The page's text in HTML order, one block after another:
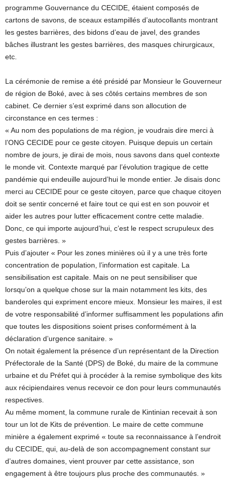
programme Gouvernance du CECIDE, étaient composés de
cartons de savons, de sceaux estampillés d’autocollants montrant
les gestes barrières, des bidons d’eau de javel, des grandes
bâches illustrant les gestes barrières, des masques chirurgicaux,
etc.
La cérémonie de remise a été présidé par Monsieur le Gouverneur
de région de Boké, avec à ses côtés certains membres de son
cabinet. Ce dernier s’est exprimé dans son allocution de
circonstance en ces termes :
« Au nom des populations de ma région, je voudrais dire merci à
l’ONG CECIDE pour ce geste citoyen. Puisque depuis un certain
nombre de jours, je dirai de mois, nous savons dans quel contexte
le monde vit. Contexte marqué par l’évolution tragique de cette
pandémie qui endeuille aujourd’hui le monde entier. Je disais donc
merci au CECIDE pour ce geste citoyen, parce que chaque citoyen
doit se sentir concerné et faire tout ce qui est en son pouvoir et
aider les autres pour lutter efficacement contre cette maladie.
Donc, ce qui importe aujourd’hui, c’est le respect scrupuleux des
gestes barrières. »
Puis d’ajouter « Pour les zones minières où il y a une très forte
concentration de population, l’information est capitale. La
sensibilisation est capitale. Mais on ne peut sensibiliser que
lorsqu’on a quelque chose sur la main notamment les kits, des
banderoles qui expriment encore mieux. Monsieur les maires, il est
de votre responsabilité d’informer suffisamment les populations afin
que toutes les dispositions soient prises conformément à la
déclaration d’urgence sanitaire. »
On notait également la présence d’un représentant de la Direction
Préfectorale de la Santé (DPS) de Boké, du maire de la commune
urbaine et du Préfet qui à procéder à la remise symbolique des kits
aux récipiendaires venus recevoir ce don pour leurs communautés
respectives.
Au même moment, la commune rurale de Kintinian recevait à son
tour un lot de Kits de prévention. Le maire de cette commune
minière a également exprimé « toute sa reconnaissance à l’endroit
du CECIDE, qui, au-delà de son accompagnement constant sur
d’autres domaines, vient prouver par cette assistance, son
engagement à être toujours plus proche des communautés. »